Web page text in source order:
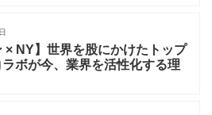
× NY】世界を股にかけたトップ
ボが今、業界を活性化する理